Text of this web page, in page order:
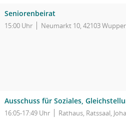
Seniorenbeirat
15:00 Uhr Neumarkt 10, 42103
Ausschuss für Soziales,
16:05-17:49 Uhr Rathaus, Ratssaal,